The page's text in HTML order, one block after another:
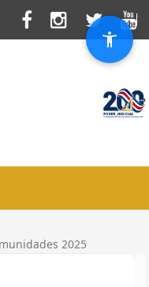
2025